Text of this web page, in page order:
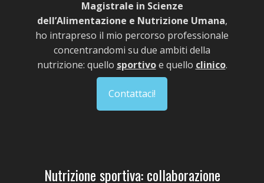
Magistrale in Scienze
dell’Alimentazione e Nutrizione Umana,
ho intrapreso il mio percorso professionale
concentrandomi su due ambiti della
nutrizione: quello sportivoe quello clinico.
Contattaci!
Nutrizione sportiva: collaborazione